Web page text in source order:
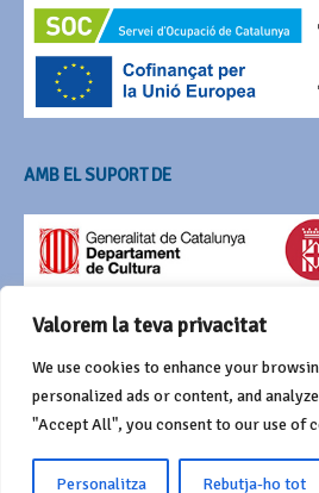
Valorem la teva privacitat
We use cookies to enhance your
personalized ads or content, and
"Accept All", you consent to our use of
Personalitza Rebutja-ho tot
AMB EL SUPORT DE